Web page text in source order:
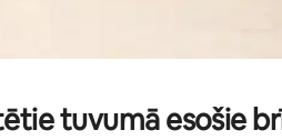
tuvumā esošie